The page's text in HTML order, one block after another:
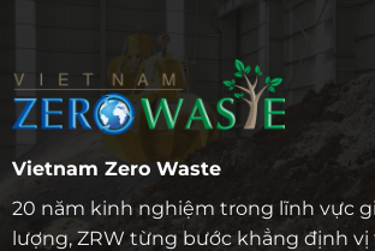
Vietnam Zero Waste
20 năm kinh nghiệm trong lĩnh vực
lượng, ZRW từng bước khẳng định